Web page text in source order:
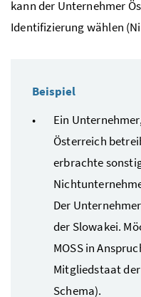
kann der Unternehmer
Identifizierung wählen
Beispiel
Ein
Österreich
erbrachte
Der
der Slowakei.
MOSSin
Mitgliedstaat
Schema).